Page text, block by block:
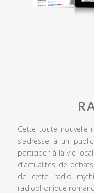
Cette toute nouvelle
s’adresse à un
participer à la vie
d’actualités, de
de cette radio
radiophonique